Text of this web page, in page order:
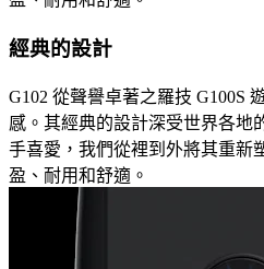
經典的設計
G102 從聲譽卓著之羅技 G100S
感。其經典的設計深受世界各地
手喜愛，我們從裡到外將其重新
盈、耐用和舒適。